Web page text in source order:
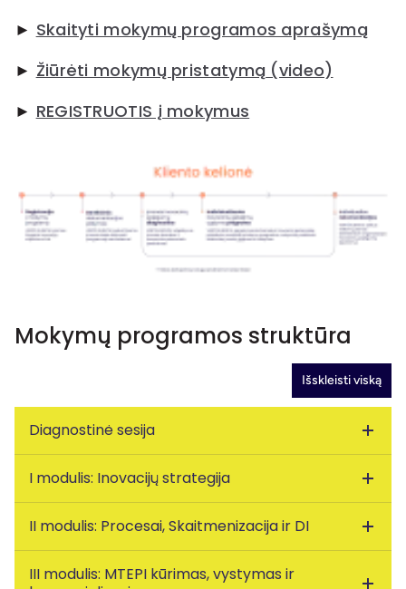
► Skaityti mokymų programos aprašymą
► Žiūrėti mokymų pristatymą (video)
► REGISTRUOTIS į mokymus
Mokymų programos struktūra
Išskleisti viską
Diagnostinė sesija
Programa prasidedadiagnostine sesija
, kurios metu
Atsižvelgiant į diagnostinės sesijos rezultatus, su ekspertų
I modulis: Inovacijų strategija
Strateginio valdymo procesas naudojant XMatrix metodiką:
Strateginio konteksto analizė ir pasiruošimas,
Strateginės sesijos įgyvendinimas ir inovatyvus krypties
II modulis: Procesai, Skaitmenizacija ir DI
Procesų inovacijos – nuo galimybės atpažinimo iki
III modulis: MTEPI kūrimas, vystymas ir